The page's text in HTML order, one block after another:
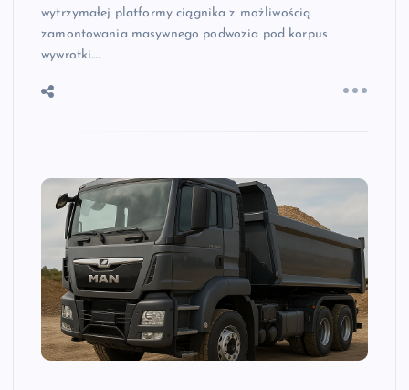
wytrzymałej platformy ciągnika z możliwością
zamontowania masywnego podwozia pod korpus
wywrotki.…